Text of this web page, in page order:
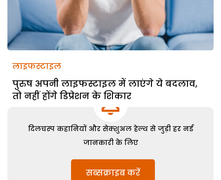
लाइफस्टाइल
पुरुष अपनी लाइफस्टाइल में लाएंगे ये बदलाव,
तो नहीं होंगे डिप्रेशन के शिकार
दिलचस्प कहानियों और सेक्शुअल हेल्थ से जुड़ी हर नई
जानकारी के लिए
सब्सक्राइब करें